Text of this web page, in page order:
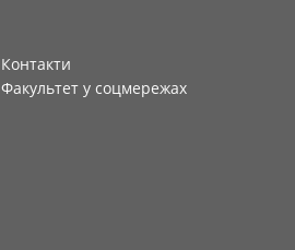
Контакти
Факультет у соцмережах